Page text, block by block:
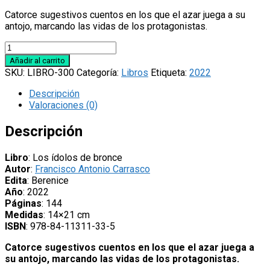
Catorce sugestivos cuentos en los que el azar juega a su
antojo, marcando las vidas de los protagonistas.
Libro
‘Los
ídolos
bronce’,
Antonio
Carrasco
Añadir al carrito
SKU: LIBRO-300 Categoría: Libros Etiqueta: 2022
Descripción
Valoraciones (0)
Descripción
Libro: Los ídolos de bronce
Autor: Francisco Antonio Carrasco
Edita: Berenice
Año: 2022
Páginas: 144
Medidas: 14×21 cm
ISBN: 978-84-11311-33-5
Catorce sugestivos cuentos en los que el azar juega a
su antojo, marcando las vidas de los protagonistas.